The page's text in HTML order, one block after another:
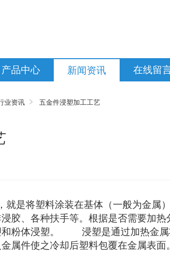
产品中心 新闻资讯 在线留
业资讯 五金件浸塑加工工艺
是将塑料涂装在基体（一般为金属
胶、各种扶手等。根据是否需要加
粉体浸塑。 　　浸塑是通过加热金
属件使之冷却后塑料包覆在金属表